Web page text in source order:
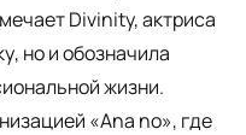
Divinity, актриса
но и обозначила
жизни.
«Ana no», где